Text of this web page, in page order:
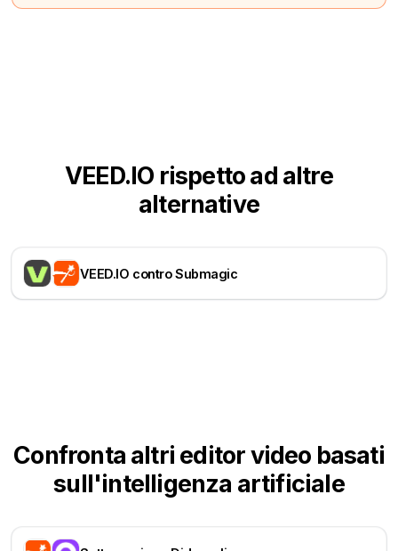
VEED.IO rispetto ad altre
alternative
VEED.IO contro Submagic
Confronta altri editor video basati
sull'intelligenza artificiale